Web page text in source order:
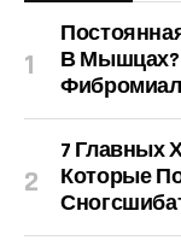
В Мышцах?
7 Главных
Которые